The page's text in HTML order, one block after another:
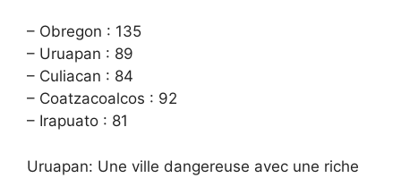
– Obregon : 135
– Uruapan : 89
– Culiacan : 84
– Coatzacoalcos : 92
– Irapuato : 81
Uruapan: Une ville dangereuse avec une riche